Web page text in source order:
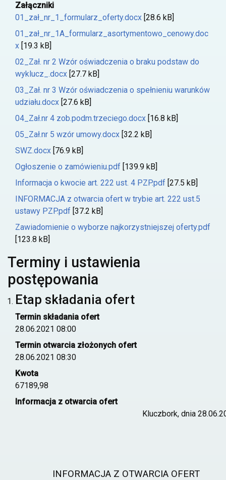
Załączniki
01_zał_nr_1_formularz_oferty.docx [28.6 kB]
01_zał_nr_1A_formularz_asortymentowo_cenowy.doc
x [19.3 kB]
02_Zał. nr 2 Wzór oświadczenia o braku podstaw do
wyklucz_.docx [27.7 kB]
03_Zał. nr 3 Wzór oświadczenia o spełnieniu warunków
udziału.docx [27.6 kB]
04_Zał.nr 4 zob.podm.trzeciego.docx [16.8 kB]
05_Zał.nr 5 wzór umowy.docx [32.2 kB]
SWZ.docx [76.9 kB]
Ogłoszenie o zamówieniu.pdf [139.9 kB]
Informacja o kwocie art. 222 ust. 4 PZP.pdf [27.5 kB]
INFORMACJA z otwarcia ofert w trybie art. 222 ust.5
ustawy PZP.pdf [37.2 kB]
Zawiadomienie o wyborze najkorzystniejszej oferty.pdf
[123.8 kB]
Terminy i ustawienia
postępowania
Etap składania ofert
Termin składania ofert
28.06.2021 08:00
Termin otwarcia złożonych ofert
28.06.2021 08:30
Kwota
67189,98
Informacja z otwarcia ofert
Kluczbork, dnia
INFORMACJA Z OTWARCIA OFERT